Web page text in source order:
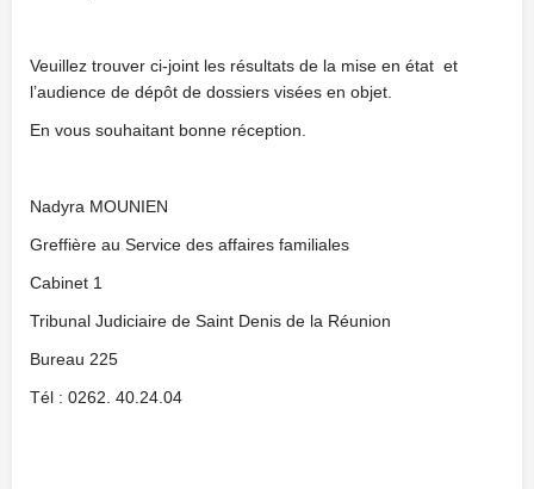
Veuillez trouver ci-joint les résultats de la mise en état et
l’audience de dépôt de dossiers visées en objet.
En vous souhaitant bonne réception.
Nadyra MOUNIEN
Greffière au Service des affaires familiales
Cabinet 1
Tribunal Judiciaire de Saint Denis de la Réunion
Bureau 225
Tél : 0262. 40.24.04